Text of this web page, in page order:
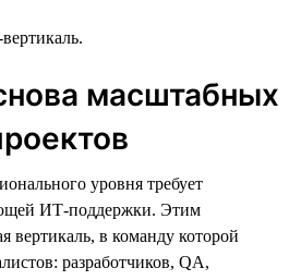
масштабных
уровня требует
ИТ-поддержки. Этим
вертикаль, в команду которой
разработчиков, QA,